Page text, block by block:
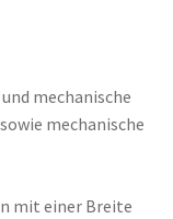
mechanische
mechanische
mit einer Breite